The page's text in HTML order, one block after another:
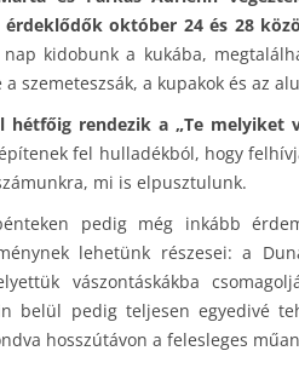
érdeklődők október 24 és 28
kidobunk a kukába,
szemeteszsák, a kupakok és az
hétfőig rendezik a „Te melyiket
fel hulladékból, hogy
mi is elpusztulunk.
pedig még inkább
lehetünk részesei: a
vászontáskákba
belül pedig teljesen egyedivé
hosszútávon a felesleges